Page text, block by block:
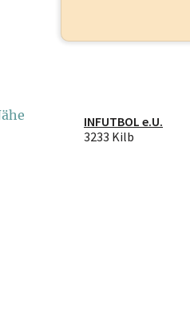
INFUTBOL e.U.
3233 Kilb